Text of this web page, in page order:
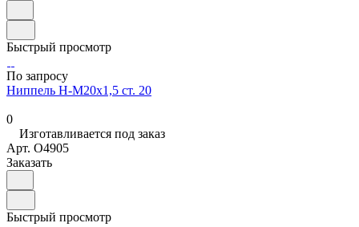
Быстрый просмотр
По запросу
Ниппель Н-М20х1,5 ст. 20
0
Изготавливается под заказ
Арт. O4905
Заказать
Быстрый просмотр